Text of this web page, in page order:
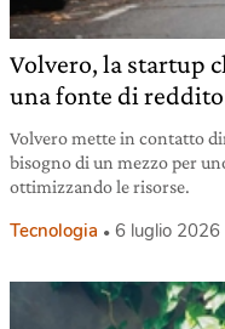
Volvero, la startup
una fonte di reddito
Volvero mette in contatto
bisogno di un mezzo per
ottimizzando le risorse.
Tecnologia 6 luglio 2026